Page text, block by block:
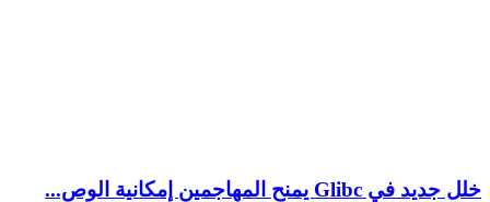
خلل جديد في Glibc يمنح المهاجمين إمكانية الوص...